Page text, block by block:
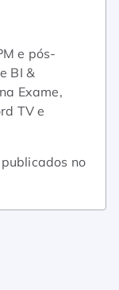
e pós-
BI &
Exame,
TV e
no